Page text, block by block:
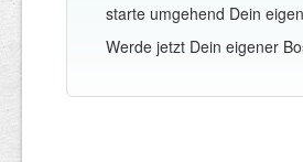
starte umgehend Dein
Werde jetzt Dein eigener